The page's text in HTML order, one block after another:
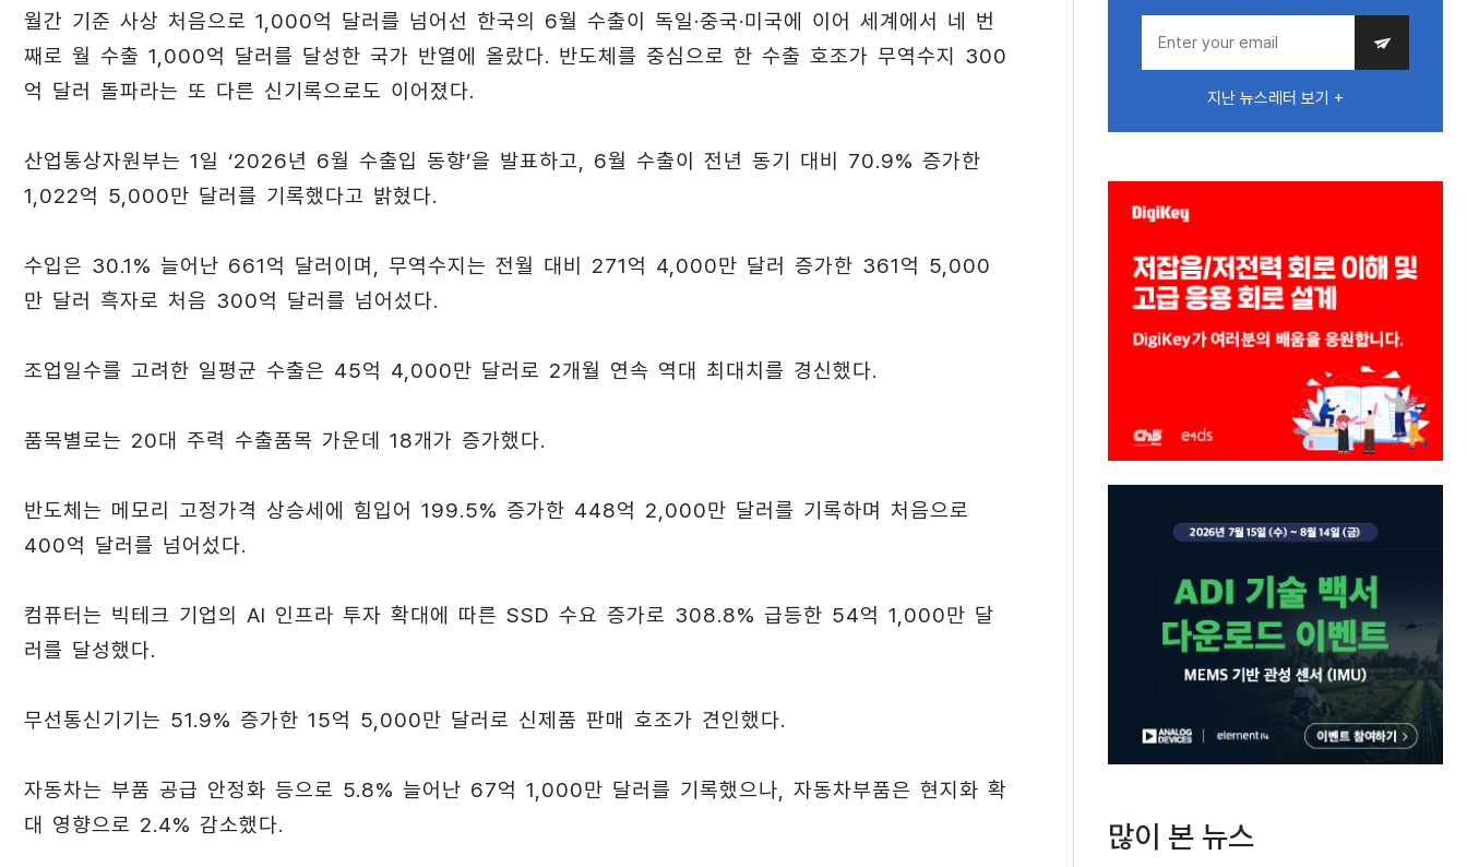
월간 기준 사상 처음으로 1,000억 달러를 넘어선 한국의 6월 수출이 독일·중국·미국에 이어 세계에서 네 번
째로 월 수출 1,000억 달러를 달성한 국가 반열에 올랐다. 반도체를 중심으로 한 수출 호조가 무역수지 300
억 달러 돌파라는 또 다른 신기록으로도 이어졌다.
산업통상자원부는 1일 ‘2026년 6월 수출입 동향’을 발표하고, 6월 수출이 전년 동기 대비 70.9% 증가한
1,022억 5,000만 달러를 기록했다고 밝혔다.
수입은 30.1% 늘어난 661억 달러이며, 무역수지는 전월 대비 271억 4,000만 달러 증가한 361억 5,000
만 달러 흑자로 처음 300억 달러를 넘어섰다.
조업일수를 고려한 일평균 수출은 45억 4,000만 달러로 2개월 연속 역대 최대치를 경신했다.
품목별로는 20대 주력 수출품목 가운데 18개가 증가했다.
반도체는 메모리 고정가격 상승세에 힘입어 199.5% 증가한 448억 2,000만 달러를 기록하며 처음으로
400억 달러를 넘어섰다.
컴퓨터는 빅테크 기업의 AI 인프라 투자 확대에 따른 SSD 수요 증가로 308.8% 급등한 54억 1,000만 달
러를 달성했다.
무선통신기기는 51.9% 증가한 15억 5,000만 달러로 신제품 판매 호조가 견인했다.
자동차는 부품 공급 안정화 등으로 5.8% 늘어난 67억 1,000만 달러를 기록했으나, 자동차부품은 현지화 확
대 영향으로 2.4% 감소했다.
지난 뉴스레터 보기 +
많이 본 뉴스